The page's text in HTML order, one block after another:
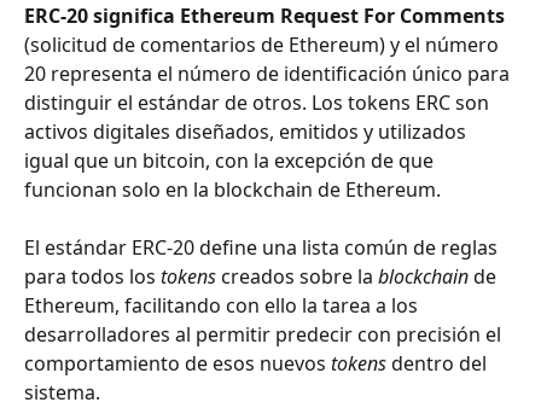
ERC-20 significa Ethereum Request For Comments
(solicitud de comentarios de Ethereum) y el número
20 representa el número de identificación único para
distinguir el estándar de otros. Los tokens ERC son
activos digitales diseñados, emitidos y utilizados
igual que un bitcoin, con la excepción de que
funcionan solo en la blockchain de Ethereum.
El estándar ERC-20 define una lista común de reglas
para todos los tokens creados sobre la blockchain de
Ethereum, facilitando con ello la tarea a los
desarrolladores al permitir predecir con precisión el
comportamiento de esos nuevos tokens dentro del
sistema.